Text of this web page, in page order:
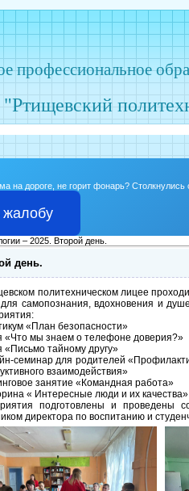
профессиональное
"Ртищевский
на дороге, не горит фонарь?
жалобу
– 2025. Второй день.
день.
политехническом лицее
самопознания, вдохновения и
«План безопасности»
«Что мы знаем о телефоне доверия?»
«Письмо тайному другу»
семинар для родителей
взаимодействия»
занятие «Командная работа»
« Интересные люди и их качества»
подготовлены и проведены
директора по воспитанию и